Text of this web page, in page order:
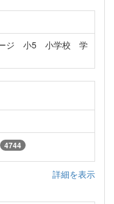
ージ 小5 小学校 学
4744
詳細を表示